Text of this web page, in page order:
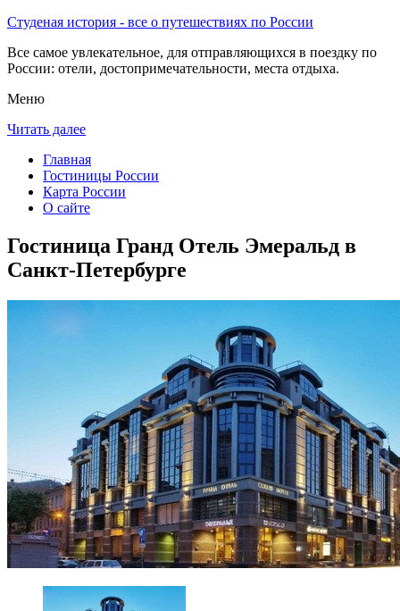
Студеная история - все о путешествиях по России
Все самое увлекательное, для отправляющихся в поездку по
России: отели, достопримечательности, места отдыха.
Меню
Читать далее
Главная
Гостиницы России
Карта России
О сайте
Гостиница Гранд Отель Эмеральд в
Санкт-Петербурге